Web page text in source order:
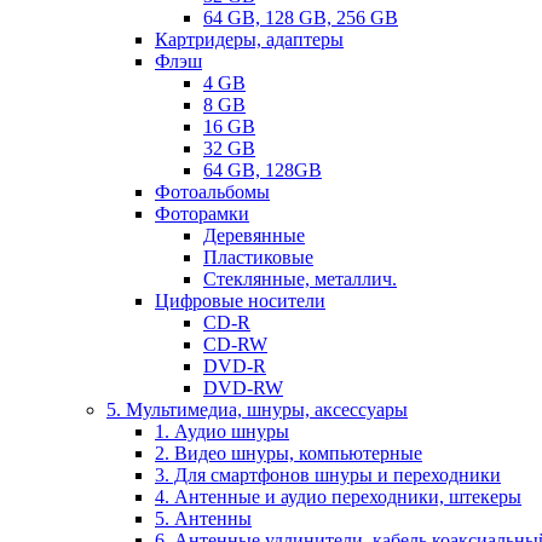
64 GB, 128 GB, 256 GB
Картридеры, адаптеры
Флэш
4 GB
8 GB
16 GB
32 GB
64 GB, 128GB
Фотоальбомы
Фоторамки
Деревянные
Пластиковые
Стеклянные, металлич.
Цифровые носители
CD-R
CD-RW
DVD-R
DVD-RW
5. Мультимедиа, шнуры, аксессуары
1. Аудио шнуры
2. Видео шнуры, компьютерные
3. Для смартфонов шнуры и переходники
4. Антенные и аудио переходники, штекеры
5. Антенны